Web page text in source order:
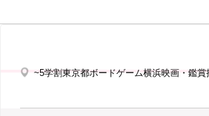
~5学割東京都ボードゲーム横浜映画・鑑